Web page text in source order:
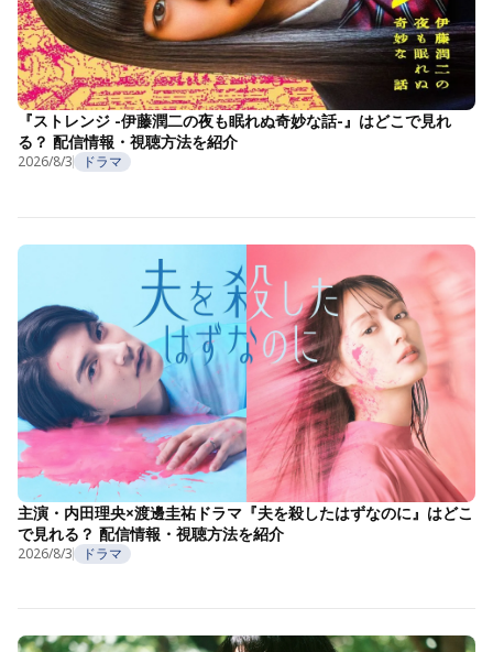
『ストレンジ -伊藤潤二の夜も眠れぬ奇妙な話-』はどこで見れ
る？ 配信情報・視聴方法を紹介
2026/8/3 ドラマ
主演・内田理央×渡邊圭祐ドラマ『夫を殺したはずなのに』はどこ
で見れる？ 配信情報・視聴方法を紹介
2026/8/3 ドラマ